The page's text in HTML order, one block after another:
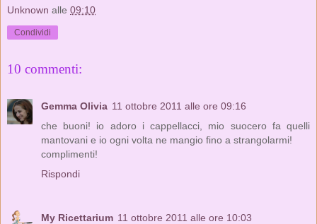
Unknown alle 09:10
Condividi
10 commenti:
Gemma Olivia 11 ottobre 2011 alle ore 09:16
che buoni! io adoro i cappellacci, mio suocero fa quelli
mantovani e io ogni volta ne mangio fino a strangolarmi!
complimenti!
Rispondi
My Ricettarium 11 ottobre 2011 alle ore 10:03